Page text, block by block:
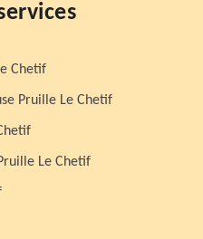
Chetif
Pruille Le Chetif
Le Chetif